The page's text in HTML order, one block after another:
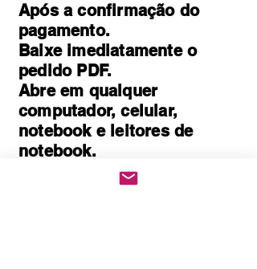
Após a confirmação do
pagamento.
Baixe imediatamente o
pedido PDF.
Abre em qualquer
computador, celular,
notebook e leitores de
notebook.
Prático e rápido, pode ser